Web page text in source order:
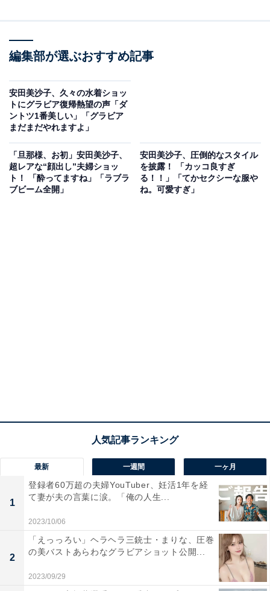
編集部が選ぶおすすめ記事
安田美沙子、久々の水着ショッ
トにグラビア復帰熱望の声「ダ
ントツ1番美しい」「グラビア
まだまだやれますよ」
「旦那様、お初」安田美沙子、
超レアな“顔出し”夫婦ショッ
ト！ 「酔ってますね」「ラブラ
ブビーム全開」
安田美沙子、圧倒的なスタイル
を披露！ 「カッコ良すぎ
る！！」「てかセクシーな服や
ね。可愛すぎ」
最新 一週間 一ヶ月
1
登録者60万超の夫婦YouTuber、妊活1年を経
て妻が夫の言葉に涙。「俺の人生...
2023/10/06
2
「えっっろい」ヘラヘラ三銃士・まりな、圧巻
の美バストあらわなグラビアショット公開...
2023/09/29